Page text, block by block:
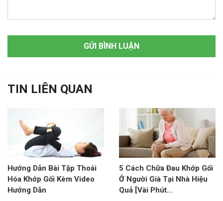
TIN LIÊN QUAN
Hướng Dẫn Bài Tập Thoái
Hóa Khớp Gối Kèm Video
Hướng Dẫn
5 Cách Chữa Đau Khớp Gối
Ở Người Già Tại Nhà Hiệu
Quả [Vài Phút...